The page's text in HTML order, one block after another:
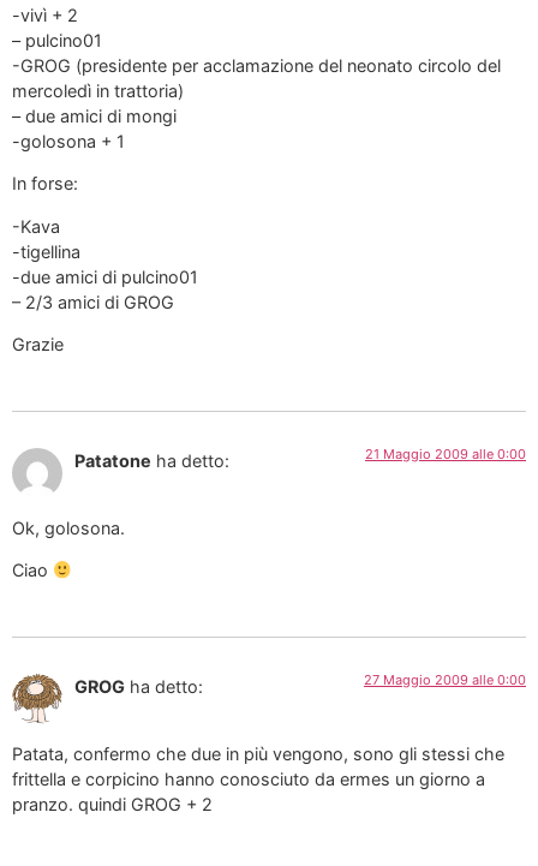
-vivì + 2
– pulcino01
-GROG (presidente per acclamazione del neonato circolo del
mercoledì in trattoria)
– due amici di mongi
-golosona + 1
In forse:
-Kava
-tigellina
-due amici di pulcino01
– 2/3 amici di GROG
Grazie
Patatone ha detto: 21 Maggio 2009 alle 0:00
Ok, golosona.
Ciao
GROG ha detto: 27 Maggio 2009 alle 0:00
Patata, confermo che due in più vengono, sono gli stessi che
frittella e corpicino hanno conosciuto da ermes un giorno a
pranzo. quindi GROG + 2